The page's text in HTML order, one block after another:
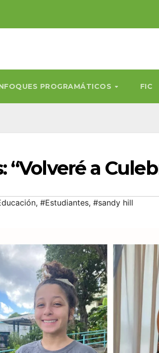
PROGRAMÁTICOS FIC
“Volveré a
, #Estudiantes, #sandy hill